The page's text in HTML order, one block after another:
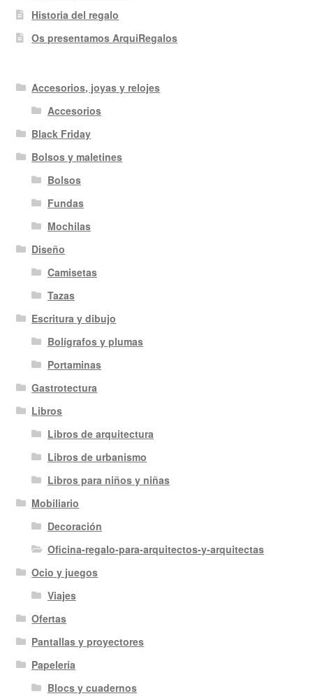
Historia del regalo
Os presentamos ArquiRegalos
Accesorios, joyas y relojes
Accesorios
Black Friday
Bolsos y maletines
Bolsos
Fundas
Mochilas
Diseño
Camisetas
Tazas
Escritura y dibujo
Bolígrafos y plumas
Portaminas
Gastrotectura
Libros
Libros de arquitectura
Libros de urbanismo
Libros para niños y niñas
Mobiliario
Decoración
Oficina-regalo-para-arquitectos-y-arquitectas
Ocio y juegos
Viajes
Ofertas
Pantallas y proyectores
Papelería
Blocs y cuadernos